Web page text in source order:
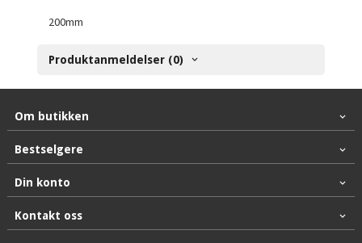
200mm
Produktanmeldelser (0)
Om butikken
Bestselgere
Din konto
Kontakt oss